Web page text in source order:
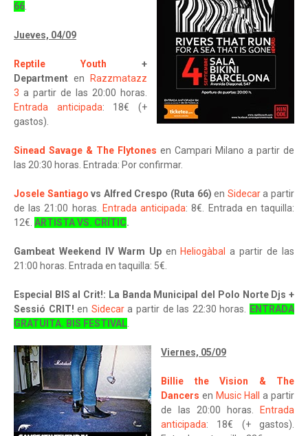
66.
Jueves, 04/09
Reptile Youth +
Department en
Razzmatazz
3 a partir de las 20:00 horas.
Entrada anticipada: 18€ (+
gastos).
Sinead Savage & The Flytones en Campari Milano a partir de
las 20:30 horas. Entrada: Por confirmar.
Josele Santiago vs Alfred Crespo (Ruta 66) en Sidecara partir
de las 21:00 horas. Entrada anticipada: 8€. Entrada en taquilla:
12€. ARTISTA VS. CRÍTIC.
Gambeat Weekend IV Warm Upen Heliogàbal a partir de las
21:00 horas. Entrada en taquilla: 5€.
Especial BIS al Crit!: La Banda Municipal del Polo Norte Djs +
Sessió CRIT! en Sidecara partir de las 22:30 horas. ENTRADA
GRATUITA. BIS FESTIVAL.
Viernes, 05/09
Billie the Vision & The
Dancers en Music Hall
a partir
de las 20:00 horas.
Entrada
anticipada: 18€ (+ gastos).